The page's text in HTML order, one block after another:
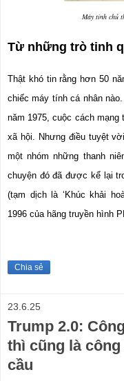
Máy tính chủ
Từ những trò tinh
Thật khó tin rằng hơn 50
chiếc máy tính cá nhân
năm 1975, cuộc cách
xã hội. Nhưng điều tuyệt
một nhóm những thanh
chuyện đó đã được kể lại
(tạm dịch là ‘Khúc khải
1996 của hãng truyền hình
Chia sẻ
23.6.25
Trump 2.0:
thì cũng là
cầu